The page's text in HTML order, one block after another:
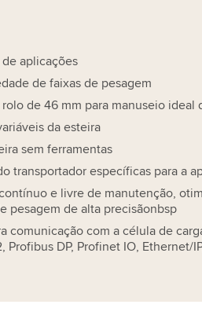
aplicações
de faixas de pesagem
de 46 mm para manuseio ideal
da esteira
sem ferramentas
transportador específicas para a
e livre de manutenção,
pesagem de alta precisãonbsp
comunicação com a célula de
Profibus DP, Profinet IO, Ethernet/